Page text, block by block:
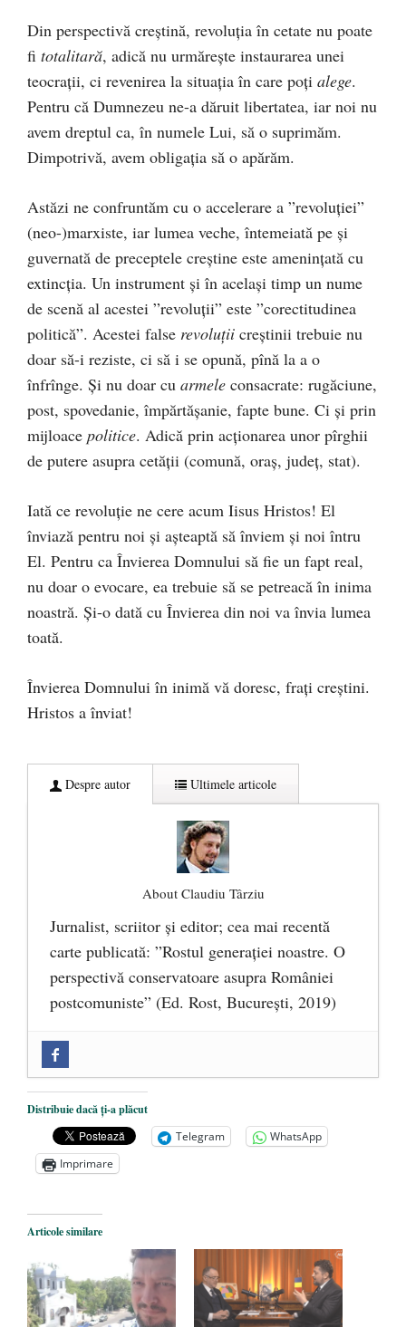
Din perspectivă creștină, revoluția în cetate nu poate
fi totalitară, adică nu urmărește instaurarea unei
teocrații, ci revenirea la situația în care poți alege.
Pentru că Dumnezeu ne-a dăruit libertatea, iar noi nu
avem dreptul ca, în numele Lui, să o suprimăm.
Dimpotrivă, avem obligația să o apărăm.
Astăzi ne confruntăm cu o accelerare a ”revoluției”
(neo-)marxiste, iar lumea veche, întemeiată pe și
guvernată de preceptele creștine este amenințată cu
extincția. Un instrument și în același timp un nume
de scenă al acestei ”revoluții” este ”corectitudinea
politică”. Acestei false revoluții creștinii trebuie nu
doar să-i reziste, ci să i se opună, pînă la a o
înfrînge. Și nu doar cu armele consacrate: rugăciune,
post, spovedanie, împărtășanie, fapte bune. Ci și prin
mijloace politice. Adică prin acționarea unor pîrghii
de putere asupra cetății (comună, oraș, județ, stat).
Iată ce revoluție ne cere acum Iisus Hristos! El
înviază pentru noi și așteaptă să înviem și noi întru
El. Pentru ca Învierea Domnului să fie un fapt real,
nu doar o evocare, ea trebuie să se petreacă în inima
noastră. Și-o dată cu Învierea din noi va învia lumea
toată.
Învierea Domnului în inimă vă doresc, frați creștini.
Hristos a înviat!
Despre autor Ultimele articole
About Claudiu Târziu
Jurnalist, scriitor şi editor; cea mai recentă
carte publicată: ”Rostul generației noastre. O
perspectivă conservatoare asupra României
postcomuniste” (Ed. Rost, București, 2019)
Târziu cere anchetă a Parchetului
European și reforme pentru a bloca
achizițiile la suprapreț - 13 august 2025
Dragi prieteni din Constanța
România nu știe să își folosească și să își
protejeze resursele
Distribuie dacă ți-a plăcut
Telegram
WhatsApp
Imprimare
Articole similare